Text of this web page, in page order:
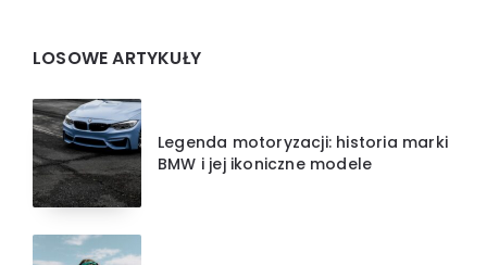
LOSOWE ARTYKUŁY
Legenda motoryzacji: historia marki
BMW i jej ikoniczne modele